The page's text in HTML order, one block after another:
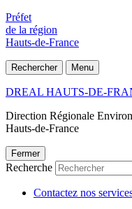
Préfet
de la région
Hauts-de-France
Rechercher Menu
DREAL HAUTS-DE-
Direction Régionale
Hauts-de-France
Fermer
Recherche
Contactez nos